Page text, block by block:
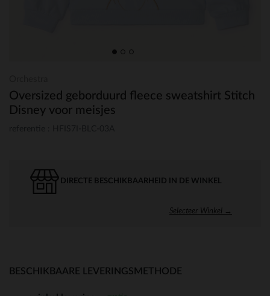
Oversized geborduurd fleece sweatshirt Stitch
Disney voor meisjes
DIRECTE BESCHIKBAARHEID IN DE WINKEL
Selecteer Winkel →
BESCHIKBAARE LEVERINGSMETHODE